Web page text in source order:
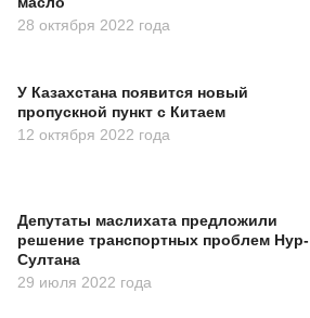
28 октября 2022 года
У Казахстана появится новый
пропускной пункт с Китаем
12 октября 2022 года
Депутаты маслихата предложили
решение транспортных проблем Нур-
Султана
29 июля 2022 года